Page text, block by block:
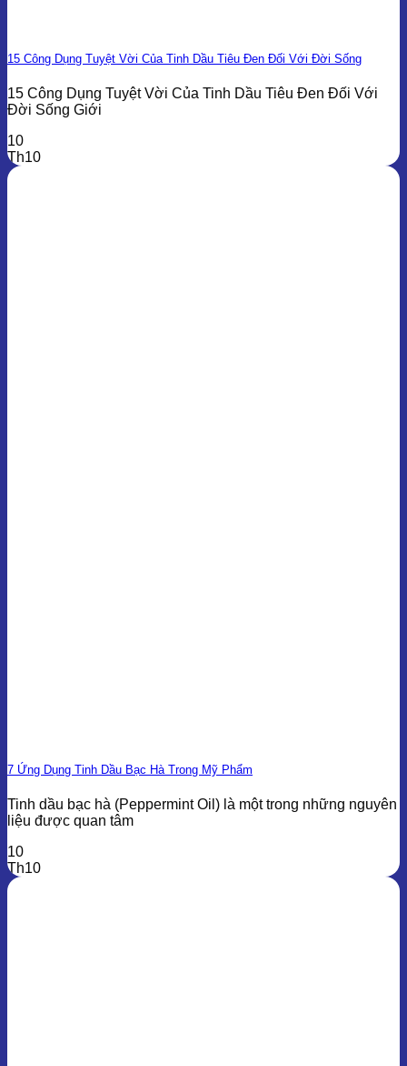
15 Công Dụng Tuyệt Vời Của Tinh Dầu Tiêu Đen Đối Với Đời Sống
15 Công Dụng Tuyệt Vời Của Tinh Dầu Tiêu Đen Đối Với
Đời Sống Giới
10
Th10
7 Ứng Dụng Tinh Dầu Bạc Hà Trong Mỹ Phẩm
Tinh dầu bạc hà (Peppermint Oil) là một trong những nguyên
liệu được quan tâm
10
Th10